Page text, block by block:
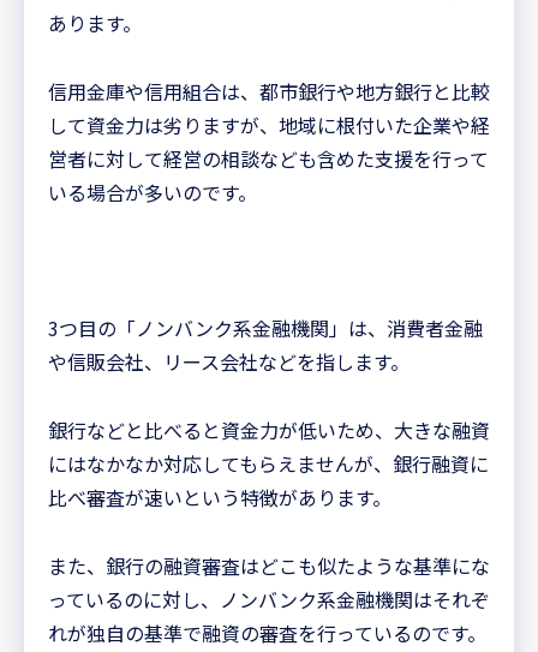
あります。
信用金庫や信用組合は、都市銀行や地方銀行と比較
して資金力は劣りますが、地域に根付いた企業や経
営者に対して経営の相談なども含めた支援を行って
いる場合が多いのです。
3つ目の「ノンバンク系金融機関」は、消費者金融
や信販会社、リース会社などを指します。
銀行などと比べると資金力が低いため、大きな融資
にはなかなか対応してもらえませんが、銀行融資に
比べ審査が速いという特徴があります。
また、銀行の融資審査はどこも似たような基準にな
っているのに対し、ノンバンク系金融機関はそれぞ
れが独自の基準で融資の審査を行っているのです。